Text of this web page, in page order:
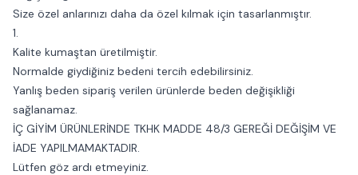
Size özel anlarınızı daha da özel kılmak için tasarlanmıştır.
1.
Kalite kumaştan üretilmiştir.
Normalde giydiğiniz bedeni tercih edebilirsiniz.
Yanlış beden sipariş verilen ürünlerde beden değişikliği
sağlanamaz.
İÇ GİYİM ÜRÜNLERİNDE TKHK MADDE 48/3 GEREĞİ DEĞİŞİM VE
İADE YAPILMAMAKTADIR.
Lütfen göz ardı etmeyiniz.